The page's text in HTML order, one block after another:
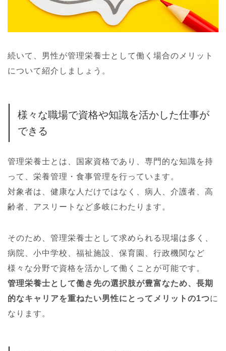
続いて、男性が管理栄養士として働く場合のメリット
について紹介しましょう。
様々な職場で資格や知識を活かした仕事が
できる
管理栄養士とは、国家資格であり、専門的な知識を持
って、栄養管理・食事管理を行っています。
対象者は、健康な人だけではなく、病人、介護者、高
齢者、アスリートなど多岐にわたります。
そのため、管理栄養士として求められる現場は多く、
病院、小中学校、福祉施設、保育園、行政機関など
様々な分野で資格を活かして働くことが可能です。
管理栄養士として働き先の選択肢が豊富なため、長期
的なキャリアを重ねたい男性にとってメリットの1つに
なります。